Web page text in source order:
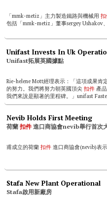
「mmk-metiz」主力製造鐵路與機械用
包括「mmk-metiz」董事sergey Ushakov
Unifast Invests In Uk
Unifast拓展英國據點
Rie-helene Mott經理表示：「這項成果肯
的努力。我們將努力朝英國頂尖 扣件 產
我們來說是顯著的里程碑。」unifast
Nevib Holds First Meeting
荷蘭扣件進口商協會nevib舉行首次
甫成立的荷蘭 扣件進口商協會(nevib)表
Stafa New Plant Operational
Stafa啟用新廠房